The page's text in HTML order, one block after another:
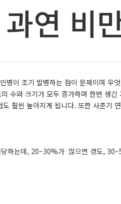
연 비
이 조기 발병하는 점이 문제이며 무
수와 크기가 모두 증가하며 한번 생
훨씬 높아지게 됩니다. 또한 사춘기
하는데, 20~30%가 많으면 경도,